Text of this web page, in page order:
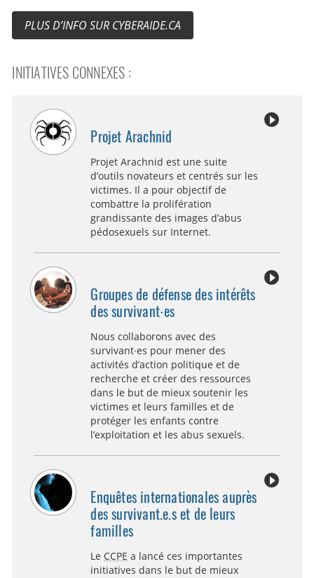
PLUS D’INFO SUR CYBERAIDE.CA
INITIATIVES CONNEXES :
Projet Arachnid
Projet Arachnid est une suite
d’outils novateurs et centrés sur les
victimes. Il a pour objectif de
combattre la prolifération
grandissante des images d’abus
pédosexuels sur Internet.
Groupes de défense des intérêts
des survivant·es
Nous collaborons avec des
survivant·es pour mener des
activités d’action politique et de
recherche et créer des ressources
dans le but de mieux soutenir les
victimes et leurs familles et de
protéger les enfants contre
l’exploitation et les abus sexuels.
Enquêtes internationales auprès
des survivant.e.s et de leurs
familles
Le CCPE a lancé ces importantes
initiatives dans le but de mieux